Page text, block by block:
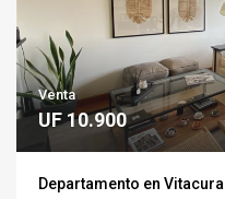
Venta
UF 10.900
Departamento en Vitacura